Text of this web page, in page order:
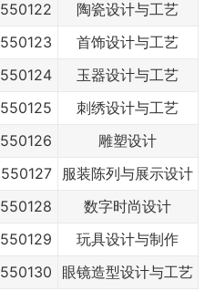
550122
陶瓷设计与工艺
550123
首饰设计与工艺
550124
玉器设计与工艺
550125
刺绣设计与工艺
550126
雕塑设计
550127
服装陈列与展示设计
550128
数字时尚设计
550129
玩具设计与制作
550130 眼镜造型设计与工艺